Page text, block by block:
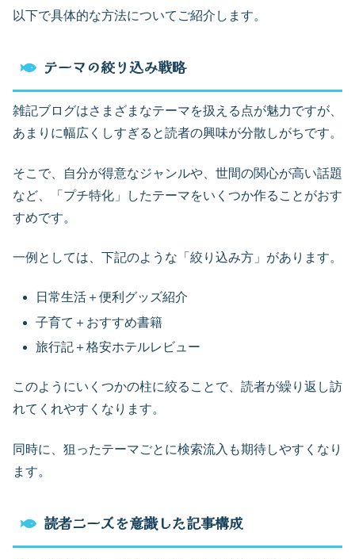
以下で具体的な方法についてご紹介します。
テーマの絞り込み戦略
雑記ブログはさまざまなテーマを扱える点が魅力ですが、
あまりに幅広くしすぎると読者の興味が分散しがちです。
そこで、自分が得意なジャンルや、世間の関心が高い話題
など、「プチ特化」したテーマをいくつか作ることがおす
すめです。
一例としては、下記のような「絞り込み方」があります。
日常生活＋便利グッズ紹介
子育て＋おすすめ書籍
旅行記＋格安ホテルレビュー
このようにいくつかの柱に絞ることで、読者が繰り返し訪
れてくれやすくなります。
同時に、狙ったテーマごとに検索流入も期待しやすくなり
ます。
読者ニーズを意識した記事構成